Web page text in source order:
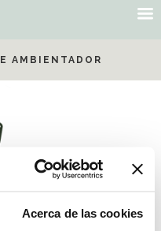
Acerca de las cookies
AMBIENTADOR
de components actius